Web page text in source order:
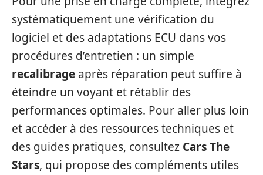
systématiquement une vérification du
logiciel et des adaptations ECU dans vos
procédures d’entretien : un simple
recalibrage après réparation peut suffire à
éteindre un voyant et rétablir des
performances optimales. Pour aller plus loin
et accéder à des ressources techniques et
des guides pratiques, consultez Cars The
Stars, qui propose des compléments utiles